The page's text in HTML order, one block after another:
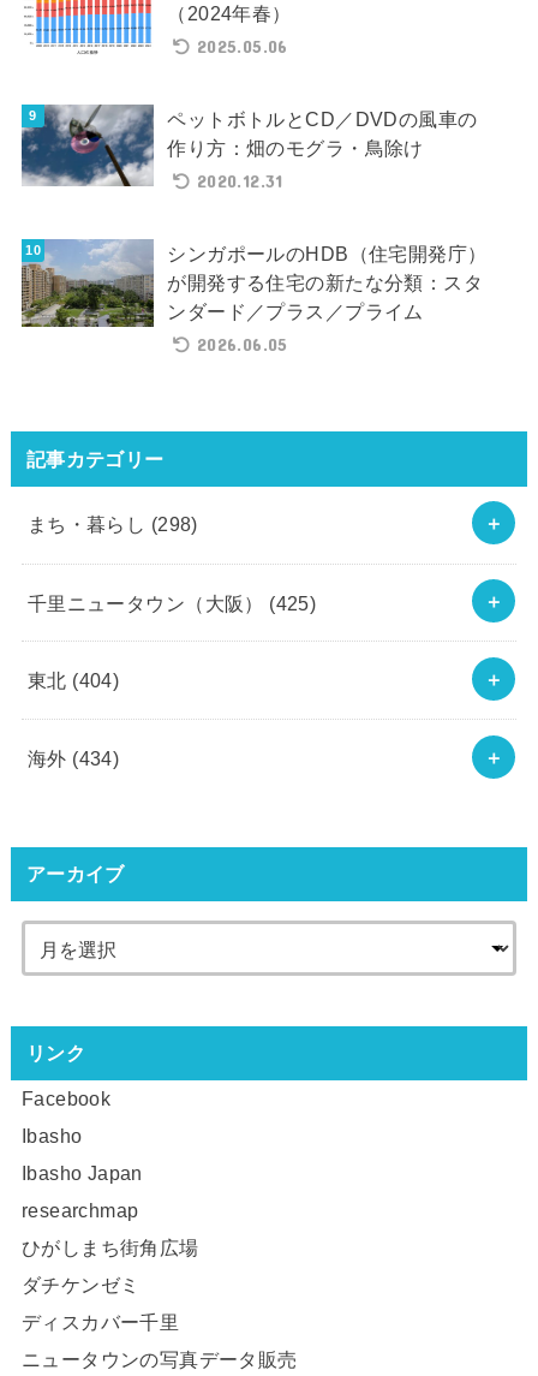
（2024年春）
2025.05.06
ペットボトルとCD／DVDの風車の
作り方：畑のモグラ・鳥除け
2020.12.31
シンガポールのHDB（住宅開発庁）
が開発する住宅の新たな分類：スタ
ンダード／プラス／プライム
2026.06.05
記事カテゴリー
まち・暮らし (298)
千里ニュータウン（大阪） (425)
東北 (404)
海外 (434)
アーカイブ
リンク
Facebook
Ibasho
Ibasho Japan
researchmap
ひがしまち街角広場
ダチケンゼミ
ディスカバー千里
ニュータウンの写真データ販売